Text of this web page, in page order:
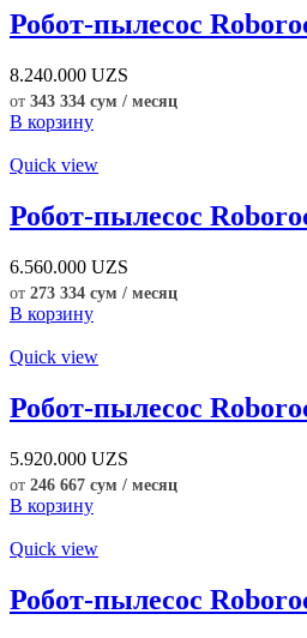
Робот-пылесос
8.240.000 UZS
от 343 334 сум / месяц
В корзину
Quick view
Робот-пылесос
6.560.000 UZS
от 273 334 сум / месяц
В корзину
Quick view
Робот-пылесос
5.920.000 UZS
от 246 667 сум / месяц
В корзину
Quick view
Робот-пылесос